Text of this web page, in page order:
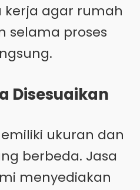
kerja agar rumah
selama proses
Disesuaikan
ukuran dan
berbeda. Jasa
menyediakan